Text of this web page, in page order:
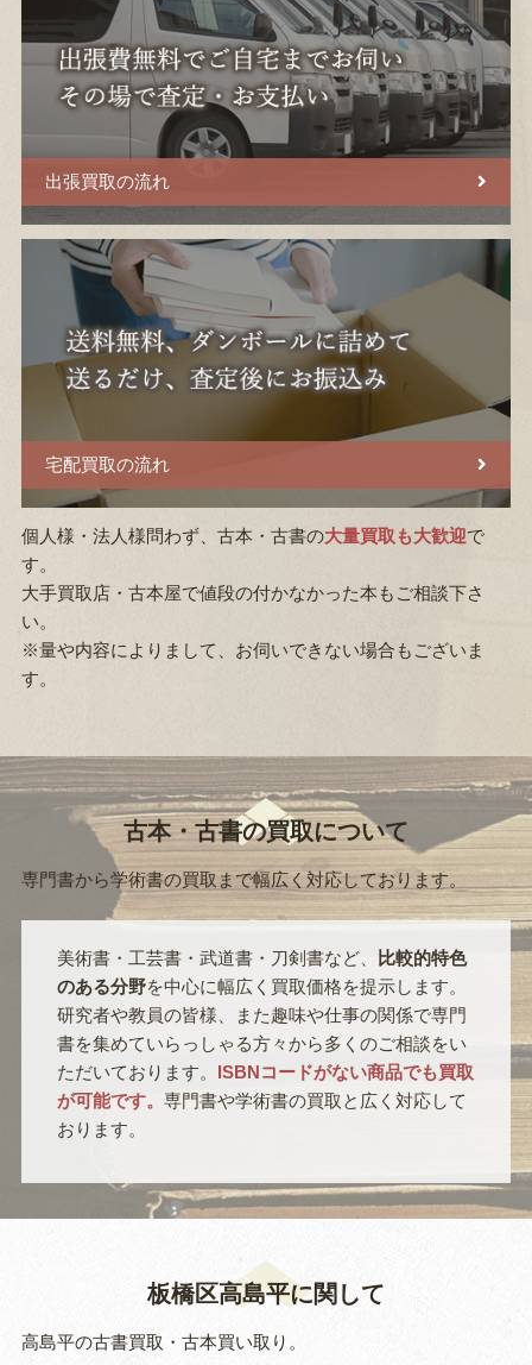
出張買取の流れ
宅配買取の流れ
個人様・法人様問わず、古本・古書の大量買取も大歓迎で
す。
大手買取店・古本屋で値段の付かなかった本もご相談下さ
い。
※量や内容によりまして、お伺いできない場合もございま
す。
古本・古書の買取について
専門書から学術書の買取まで幅広く対応しております。
美術書・工芸書・武道書・刀剣書など、
比較的特色
のある分野を中心に幅広く買取価格を提示します。
研究者や教員の皆様、また趣味や仕事の関係で専門
書を集めていらっしゃる方々から多くのご相談をい
ただいております。 ISBNコードがない商品でも買取
が可能です。 専門書や学術書の買取と広く対応して
おります。
板橋区高島平に関して
高島平の古書買取・古本買い取り。